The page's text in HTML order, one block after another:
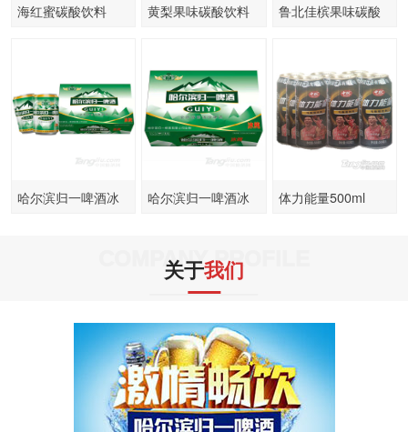
海红蜜碳酸饮料
黄梨果味碳酸饮料
鲁北佳槟果味碳酸
哈尔滨归一啤酒冰
哈尔滨归一啤酒冰
体力能量500ml
COMPANY PROFILE
关于我们